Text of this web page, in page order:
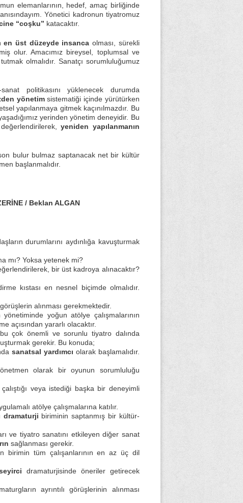
elemanlarının, hedef, amaç birliğinde
Yönetici kadronun tiyatromuz
“coşku” katacaktır.
en üst düzeyde insanca olması, sürekli
olur. Amacımız bireysel, toplumsal ve
olmalıdır. Sanatçı sorumluluğumuz
politikasını yüklenecek durumda
yönetimsistematiği içinde yürütürken
yapılanmaya gitmek kaçınılmazdır. Bu
yerinden yönetim deneyidir. Bu
yeniden yapılanmanın
bulur bulmaz saptanacak net bir kültür
başlanmalıdır.
/ Beklan ALGAN
durumlarını aydınlığa kavuşturmak
mı? Yoksa yetenek mi?
bir üst kadroya alınacaktır?
kıstası en nesnel biçimde olmalıdır.
alınması gerekmektedir.
yoğun atölye çalışmalarının
açısından yararlı olacaktır.
çok önemli ve sorunlu tiyatro dalında
gerekir. Bu konuda;
sanatsal yardımcı olarak başlamalıdır.
olarak bir oyunun sorumluluğu
veya istediği başka bir deneyimli
atölye çalışmalarına katılır.
dramaturji biriminin saptanmış bir kültür-
ve tiyatro sanatını etkileyen diğer sanat
sağlanması gerekir.
birimin tüm çalışanlarının en az üç dil
dramaturjisinde öneriler getirecek
ayrıntılı görüşlerinin alınması